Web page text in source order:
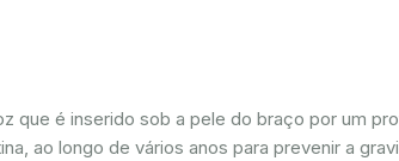
que é inserido sob a pele do braço por um
ao longo de vários anos para prevenir a